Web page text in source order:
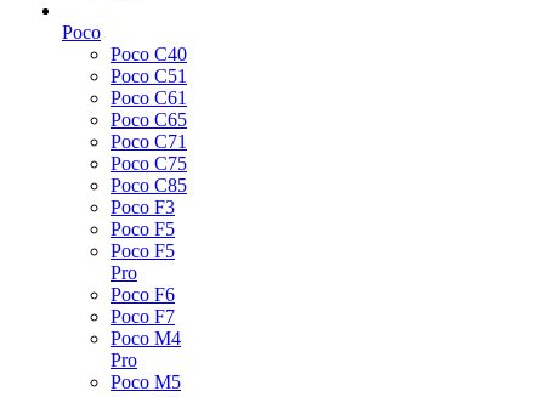
Poco
Poco C40
Poco C51
Poco C61
Poco C65
Poco C71
Poco C75
Poco C85
Poco F3
Poco F5
Poco F5
Pro
Poco F6
Poco F7
Poco M4
Pro
Poco M5